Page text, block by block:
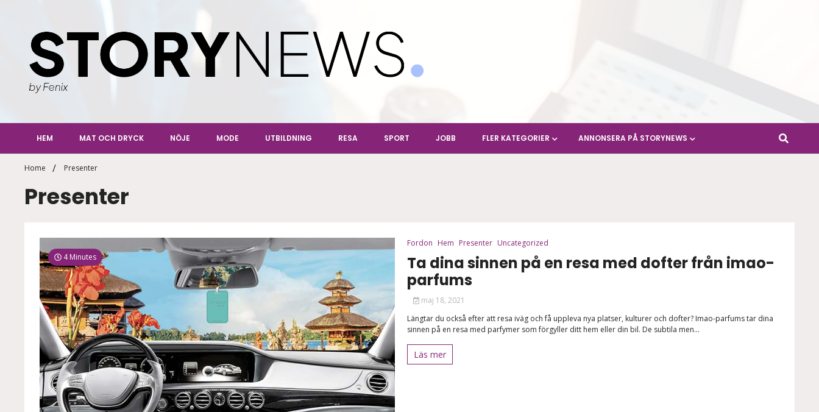
StoryNews
HEM MAT OCH DRYCK NÖJE MODE UTBILDNING RESA SPORT JOBB FLER KATEGORIER ANNONSERA PÅ STORYNEWS
Home Presenter
Presenter
4 Minutes
Fordon Hem Presenter Uncategorized
Ta dina sinnen på en resa med dofter från imao-
parfums
maj 18, 2021
Längtar du också efter att resa iväg och få uppleva nya platser, kulturer och dofter? Imao-parfums tar dina
sinnen på en resa med parfymer som förgyller ditt hem eller din bil. De subtila men...
Läs mer